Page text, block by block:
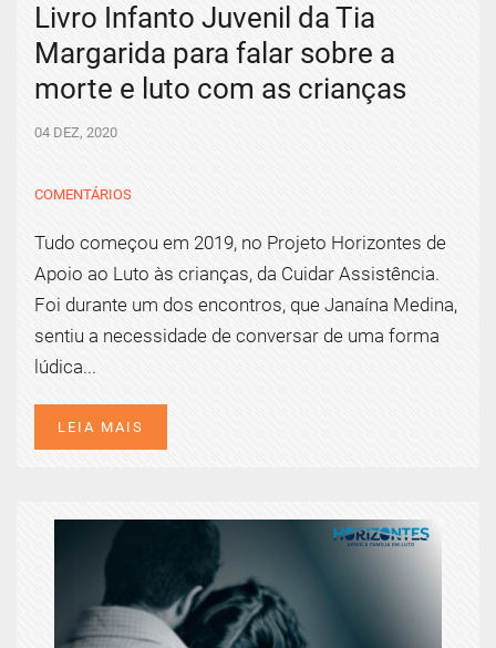
Livro Infanto Juvenil da Tia
Margarida para falar sobre a
morte e luto com as crianças
04 DEZ, 2020
COMENTÁRIOS
Tudo começou em 2019, no Projeto Horizontes de
Apoio ao Luto às crianças, da Cuidar Assistência.
Foi durante um dos encontros, que Janaína Medina,
sentiu a necessidade de conversar de uma forma
lúdica...
LEIA MAIS